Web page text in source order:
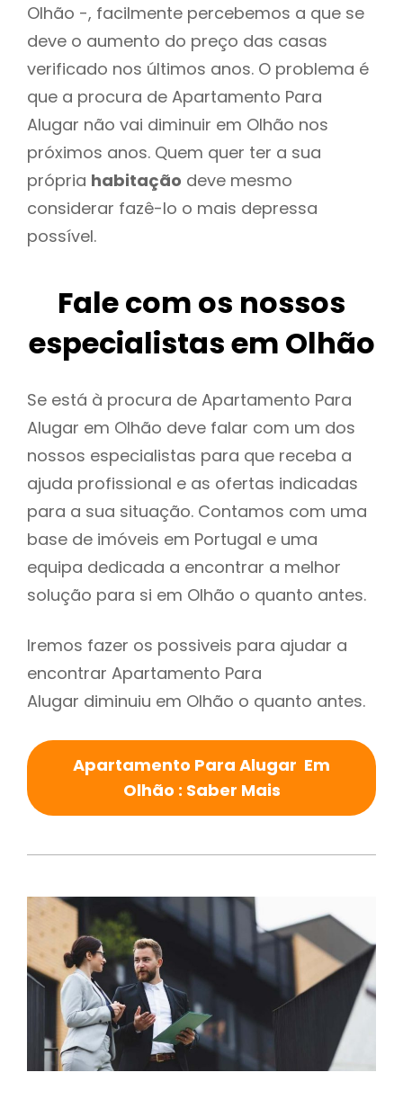
Olhão -, facilmente percebemos a que se
deve o aumento do preço das casas
verificado nos últimos anos. O problema é
que a procura de Apartamento Para
Alugar não vai diminuir em Olhão nos
próximos anos. Quem quer ter a sua
própria habitação deve mesmo
considerar fazê-lo o mais depressa
possível.
Fale com os nossos
especialistas em Olhão
Se está à procura de Apartamento Para
Alugar em Olhão deve falar com um dos
nossos especialistas para que receba a
ajuda profissional e as ofertas indicadas
para a sua situação. Contamos com uma
base de imóveis em Portugal e uma
equipa dedicada a encontrar a melhor
solução para si em Olhão o quanto antes.
Iremos fazer os possiveis para ajudar a
encontrar Apartamento Para
Alugar diminuiu em Olhão o quanto antes.
Apartamento Para Alugar Em
Olhão : Saber Mais